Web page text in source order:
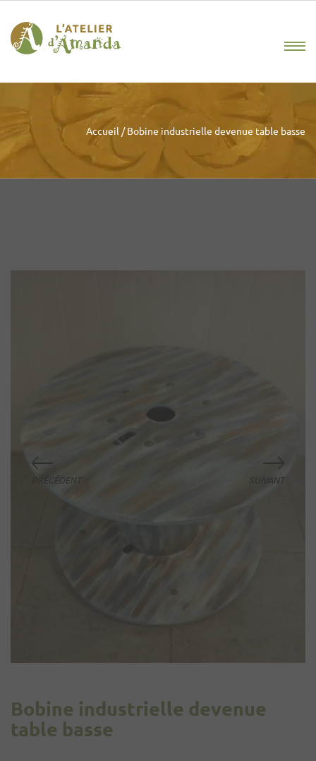
Accueil / Bobine industrielle devenue table basse
Bobine industrielle devenue
table basse